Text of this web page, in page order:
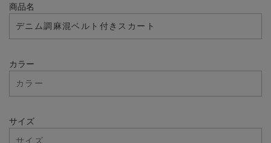
商品名
カラー
サイズ